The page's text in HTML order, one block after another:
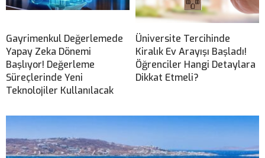
Gayrimenkul Değerlemede
Yapay Zeka Dönemi
Başlıyor! Değerleme
Süreçlerinde Yeni
Teknolojiler Kullanılacak
Üniversite Tercihinde
Kiralık Ev Arayışı Başladı!
Öğrenciler Hangi Detaylara
Dikkat Etmeli?